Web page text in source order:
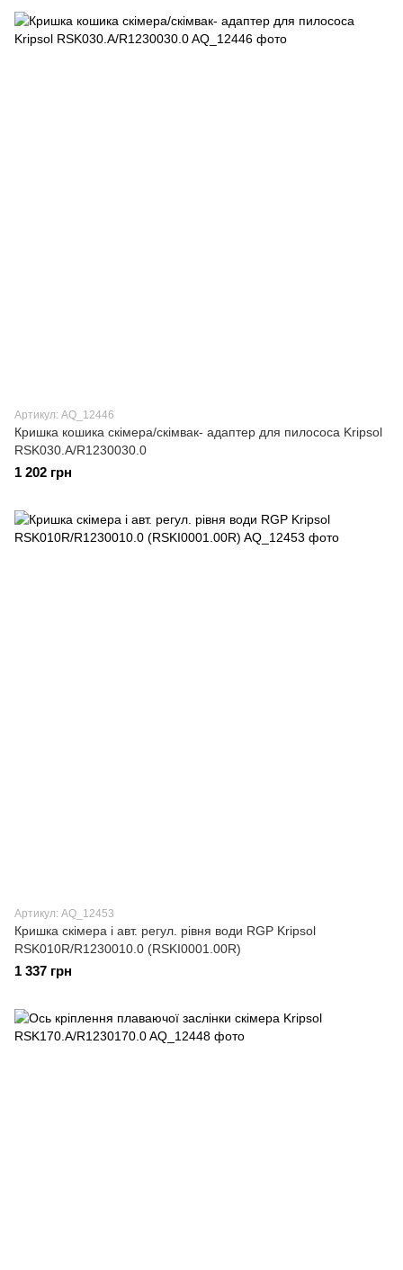
Артикул: AQ_12446
Кришка кошика скімера/скімвак- адаптер для пилососа Kripsol
RSK030.A/R1230030.0
1 202 грн
Артикул: AQ_12453
Кришка скімера і авт. регул. рівня води RGP Kripsol
RSK010R/R1230010.0 (RSKI0001.00R)
1 337 грн